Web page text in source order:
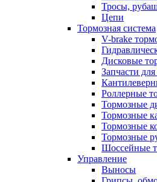
Тросы,
Цепи
Тормозная система
V-brake
Дисковые
Запчасти
Роллерные
Тормозные
Тормозные
Тормозные
Тормозные
Шоссейные
Управление
Выносы